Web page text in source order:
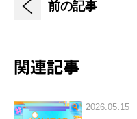
前の記事
関連記事
2026.05.15